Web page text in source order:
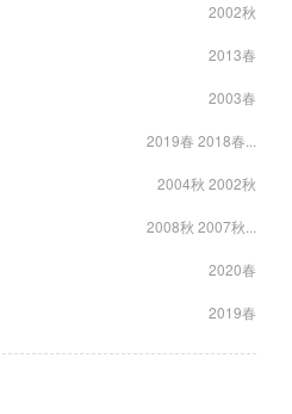
2002秋
2013春
2003春
2019春 2018春...
2004秋 2002秋
2008秋 2007秋...
2020春
2019春